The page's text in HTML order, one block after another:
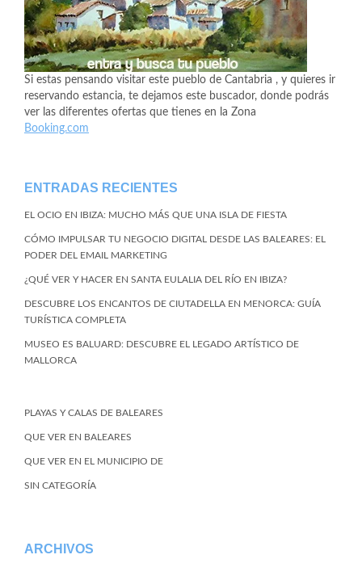
Si estas pensando visitar este pueblo de Cantabria , y quieres ir
reservando estancia, te dejamos este buscador, donde podrás
ver las diferentes ofertas que tienes en la Zona
Booking.com
ENTRADAS RECIENTES
EL OCIO EN IBIZA: MUCHO MÁS QUE UNA ISLA DE FIESTA
CÓMO IMPULSAR TU NEGOCIO DIGITAL DESDE LAS BALEARES: EL
PODER DEL EMAIL MARKETING
¿QUÉ VER Y HACER EN SANTA EULALIA DEL RÍO EN IBIZA?
DESCUBRE LOS ENCANTOS DE CIUTADELLA EN MENORCA: GUÍA
TURÍSTICA COMPLETA
MUSEO ES BALUARD: DESCUBRE EL LEGADO ARTÍSTICO DE
MALLORCA
PLAYAS Y CALAS DE BALEARES
QUE VER EN BALEARES
QUE VER EN EL MUNICIPIO DE
SIN CATEGORÍA
ARCHIVOS